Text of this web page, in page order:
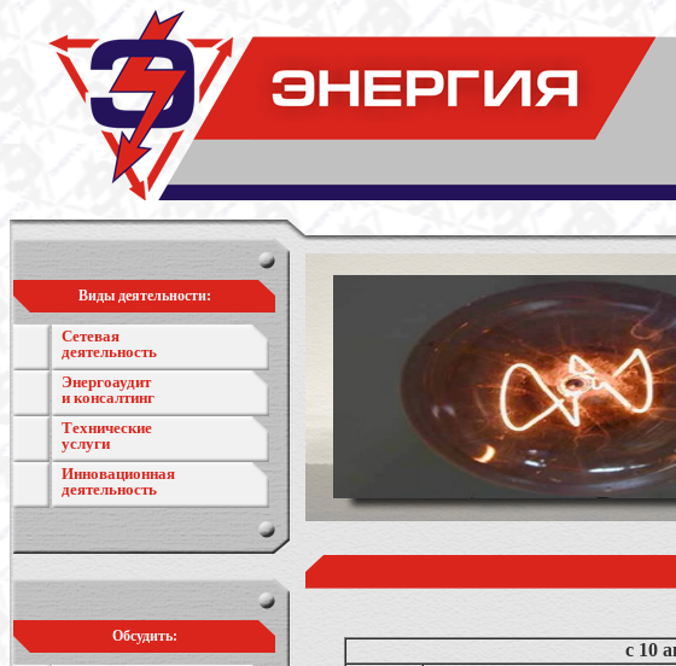
Виды деятельности:
Сетевая
деятельность
Энергоаудит
и консалтинг
Технические
услуги
Инновационная
деятельность
Обсудить:
с 10